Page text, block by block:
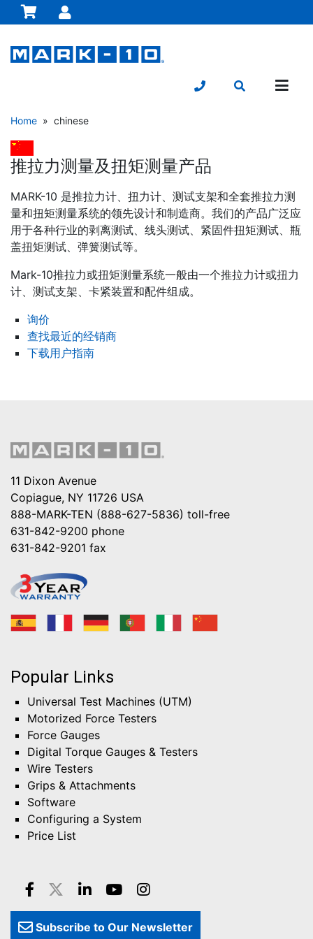
Home » chinese
推拉力测量及扭矩测量产品
MARK-10 是推拉力计、扭力计、测试支架和全套推拉力测
量和扭矩测量系统的领先设计和制造商。我们的产品广泛应
用于各种行业的剥离测试、线头测试、紧固件扭矩测试、瓶
盖扭矩测试、弹簧测试等。
Mark-10推拉力或扭矩测量系统一般由一个推拉力计或扭力
计、测试支架、卡紧装置和配件组成。
询价
查找最近的经销商
下载用户指南
11 Dixon Avenue
Copiague, NY 11726 USA
888-MARK-TEN (888-627-5836) toll-free
631-842-9200 phone
631-842-9201 fax
Popular Links
Universal Test Machines (UTM)
Motorized Force Testers
Force Gauges
Digital Torque Gauges & Testers
Wire Testers
Grips & Attachments
Software
Configuring a System
Price List
Subscribe to Our Newsletter